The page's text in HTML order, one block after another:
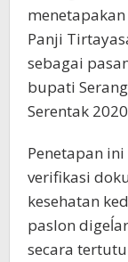
Panji
sebagai
bupati
Serentak
Penetapan
verifikasi
kesehatan
paslon
secara